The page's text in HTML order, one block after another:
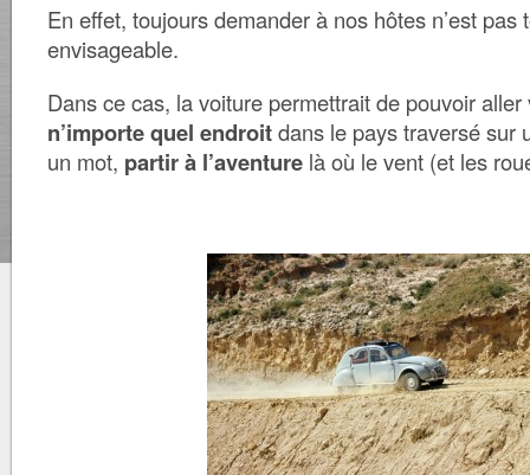
En effet, toujours demander à nos hôtes n’est pas
envisageable.
Dans ce cas, la voiture permettrait de pouvoir aller
n’importe quel endroitdans le pays traversé sur
un mot, partir à l’aventure là où le vent (et les